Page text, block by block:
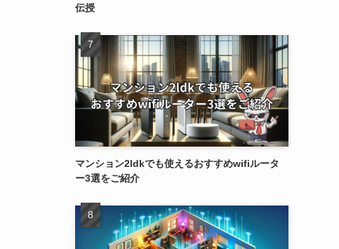
伝授
マンション2ldkでも使えるおすすめwifiルータ
ー3選をご紹介